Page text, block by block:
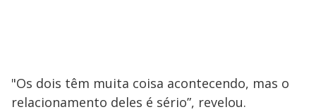
"Os dois têm muita coisa acontecendo, mas o
relacionamento deles é sério”, revelou.